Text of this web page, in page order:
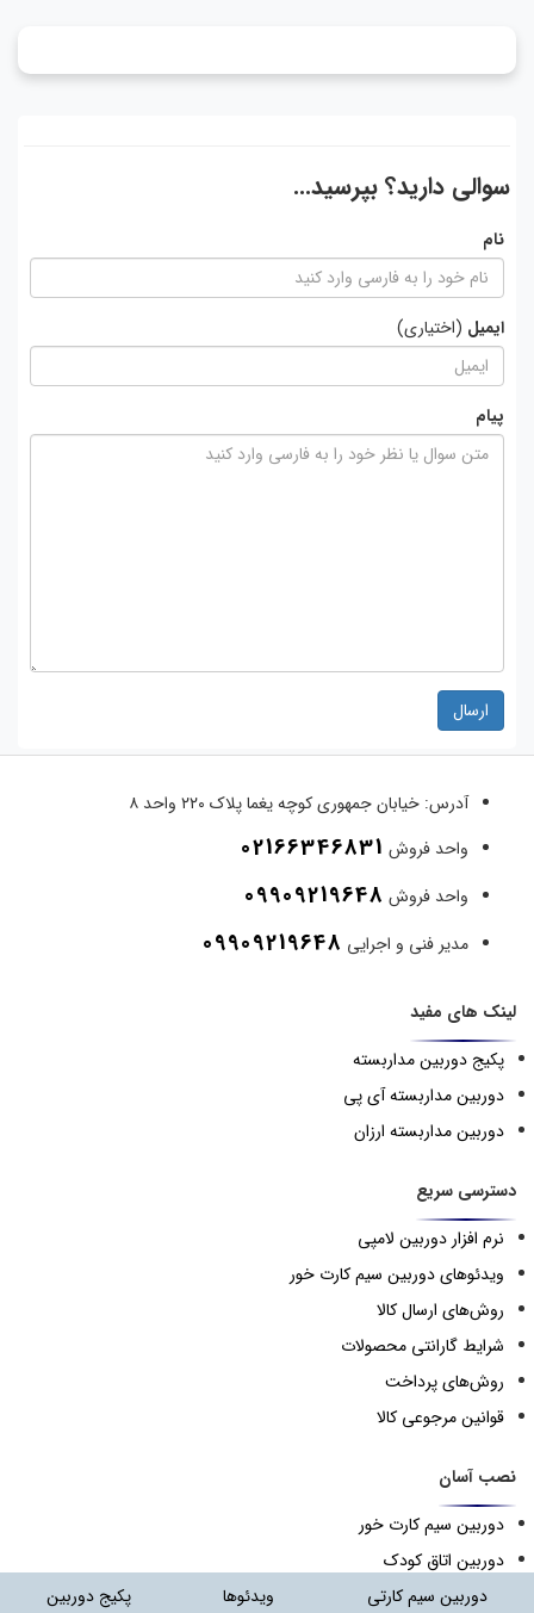
سوالی دارید؟ بپرسید...
نام
ایمیل (اختیاری)
پیام
ارسال
آدرس: خیابان جمهوری کوچه یغما پلاک ۲۲۰ واحد ۸
واحد فروش 02166346831
واحد فروش 09909219648
مدیر فنی و اجرایی 09909219648
لینک های مفید
پکیج دوربین مداربسته
دوربین مداربسته آی پی
دوربین مداربسته ارزان
دسترسی سریع
نرم افزار دوربین لامپی
ویدئوهای دوربین سیم کارت خور
روش‌های ارسال کالا
شرایط گارانتی محصولات
روش‌های پرداخت
قوانین مرجوعی کالا
نصب آسان
دوربین سیم کارت خور
دوربین اتاق کودک
دوربین لامپی
دوربین سیم کارتی ویدئوها پکیج دوربین